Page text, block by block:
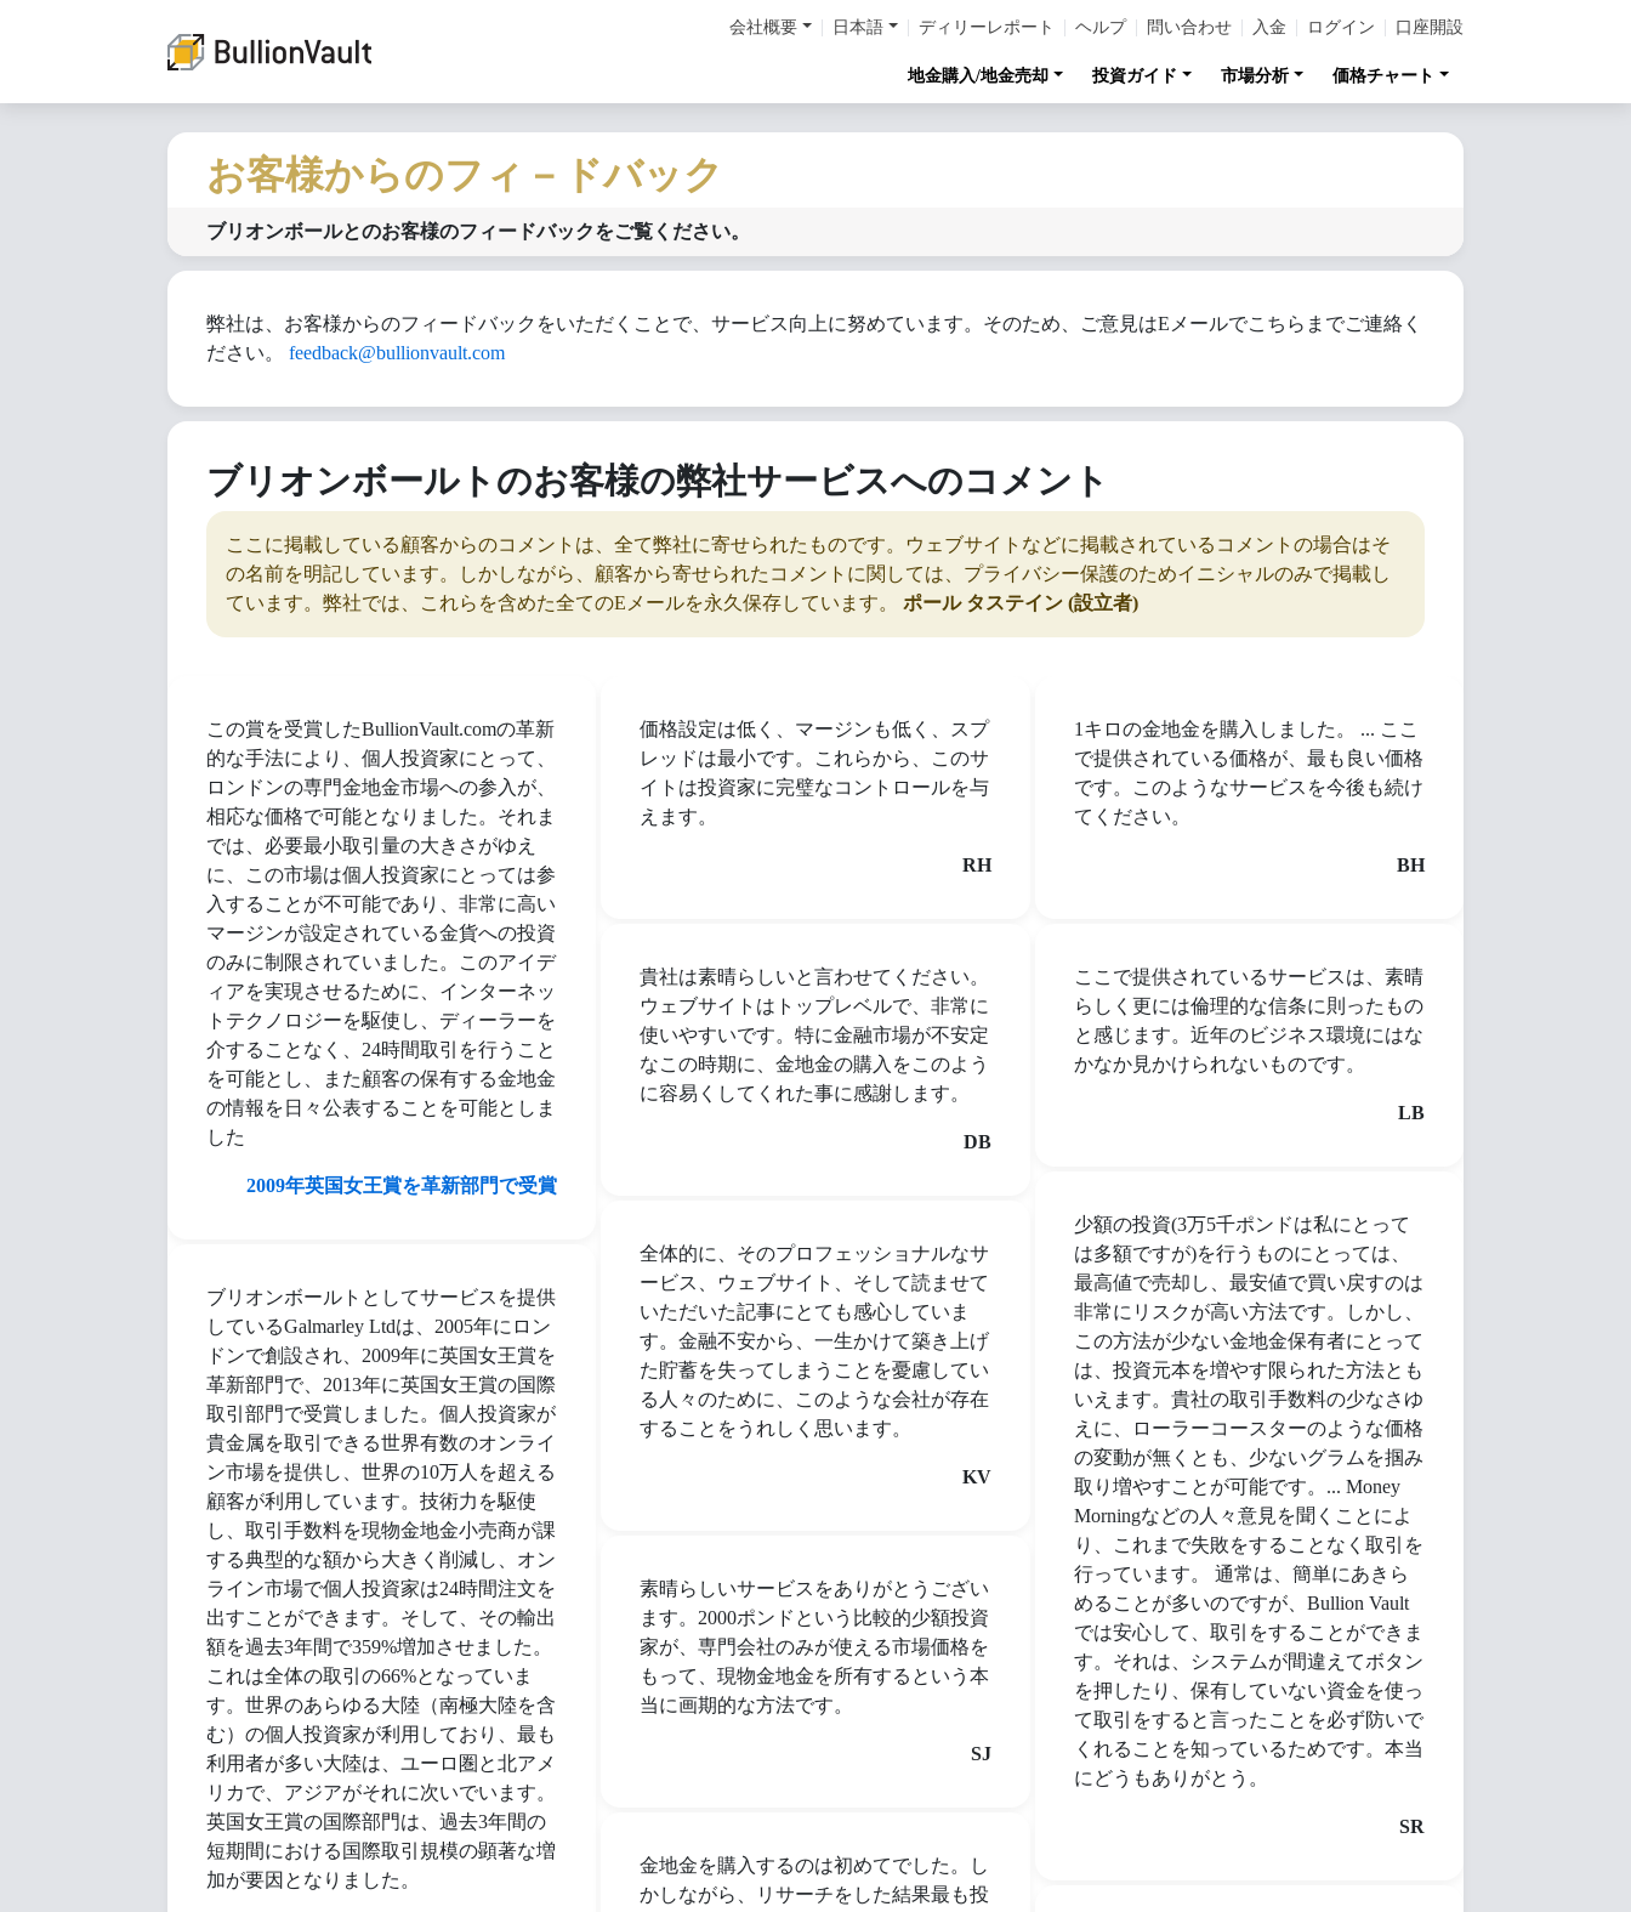
会社概要 日本語 ディリーレポート ヘルプ 問い合わせ 入金 ログイン 口座開設
地金購入/地金売却 投資ガイド 市場分析 価格チャート
お客様からのフィ－ドバック
ブリオンボールとのお客様のフィードバックをご覧ください。
弊社は、お客様からのフィードバックをいただくことで、サービス向上に努めています。そのため、ご意見はEメールでこちらまでご連絡く
ださい。 feedback@bullionvault.com
ブリオンボールトのお客様の弊社サービスへのコメント
ここに掲載している顧客からのコメントは、全て弊社に寄せられたものです。ウェブサイトなどに掲載されているコメントの場合はそ
の名前を明記しています。しかしながら、顧客から寄せられたコメントに関しては、プライバシー保護のためイニシャルのみで掲載し
ています。弊社では、これらを含めた全てのEメールを永久保存しています。 ポール タステイン (設立者)
この賞を受賞したBullionVault.comの革新
的な手法により、個人投資家にとって、
ロンドンの専門金地金市場への参入が、
相応な価格で可能となりました。それま
では、必要最小取引量の大きさがゆえ
に、この市場は個人投資家にとっては参
入することが不可能であり、非常に高い
マージンが設定されている金貨への投資
のみに制限されていました。このアイデ
ィアを実現させるために、インターネッ
トテクノロジーを駆使し、ディーラーを
介することなく、24時間取引を行うこと
を可能とし、また顧客の保有する金地金
の情報を日々公表することを可能としま
した
2009年英国女王賞を革新部門で受賞
ブリオンボールトとしてサービスを提供
しているGalmarley Ltdは、2005年にロン
ドンで創設され、2009年に英国女王賞を
革新部門で、2013年に英国女王賞の国際
取引部門で受賞しました。個人投資家が
貴金属を取引できる世界有数のオンライ
ン市場を提供し、世界の10万人を超える
顧客が利用しています。技術力を駆使
し、取引手数料を現物金地金小売商が課
する典型的な額から大きく削減し、オン
ライン市場で個人投資家は24時間注文を
出すことができます。そして、その輸出
額を過去3年間で359%増加させました。
これは全体の取引の66%となっていま
す。世界のあらゆる大陸（南極大陸を含
む）の個人投資家が利用しており、最も
利用者が多い大陸は、ユーロ圏と北アメ
リカで、アジアがそれに次いでいます。
英国女王賞の国際部門は、過去3年間の
短期間における国際取引規模の顕著な増
加が要因となりました。
価格設定は低く、マージンも低く、スプ
レッドは最小です。これらから、このサ
イトは投資家に完璧なコントロールを与
えます。
RH
貴社は素晴らしいと言わせてください。
ウェブサイトはトップレベルで、非常に
使いやすいです。特に金融市場が不安定
なこの時期に、金地金の購入をこのよう
に容易くしてくれた事に感謝します。
DB
全体的に、そのプロフェッショナルなサ
ービス、ウェブサイト、そして読ませて
いただいた記事にとても感心していま
す。金融不安から、一生かけて築き上げ
た貯蓄を失ってしまうことを憂慮してい
る人々のために、このような会社が存在
することをうれしく思います。
KV
素晴らしいサービスをありがとうござい
ます。2000ポンドという比較的少額投資
家が、専門会社のみが使える市場価格を
もって、現物金地金を所有するという本
当に画期的な方法です。
SJ
金地金を購入するのは初めてでした。し
かしながら、リサーチをした結果最も投
1キロの金地金を購入しました。 ... ここ
で提供されている価格が、最も良い価格
です。このようなサービスを今後も続け
てください。
BH
ここで提供されているサービスは、素晴
らしく更には倫理的な信条に則ったもの
と感じます。近年のビジネス環境にはな
かなか見かけられないものです。
LB
少額の投資(3万5千ポンドは私にとって
は多額ですが)を行うものにとっては、
最高値で売却し、最安値で買い戻すのは
非常にリスクが高い方法です。しかし、
この方法が少ない金地金保有者にとって
は、投資元本を増やす限られた方法とも
いえます。貴社の取引手数料の少なさゆ
えに、ローラーコースターのような価格
の変動が無くとも、少ないグラムを掴み
取り増やすことが可能です。... Money
Morningなどの人々意見を聞くことによ
り、これまで失敗をすることなく取引を
行っています。 通常は、簡単にあきら
めることが多いのですが、Bullion Vault
では安心して、取引をすることができま
す。それは、システムが間違えてボタン
を押したり、保有していない資金を使っ
て取引をすると言ったことを必ず防いで
くれることを知っているためです。本当
にどうもありがとう。
SR